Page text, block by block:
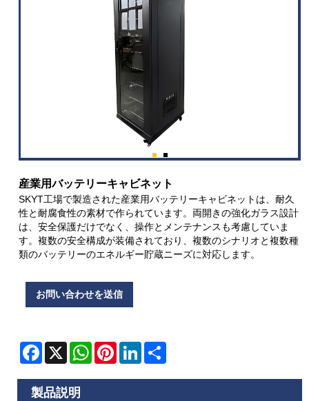
産業用バッテリーキャビネット
SKYT工場で製造された産業用バッテリーキャビネットは、耐久
性と耐腐食性の素材で作られています。両開きの強化ガラス設計
は、安全保護だけでなく、操作とメンテナンスも考慮していま
す。複数の安全構成が装備されており、複数のシナリオと複数種
類のバッテリーのエネルギー貯蔵ニーズに対応します。
お問い合わせを送信
Facebook
X WhatsAppPinterestLinkedIn
製品説明